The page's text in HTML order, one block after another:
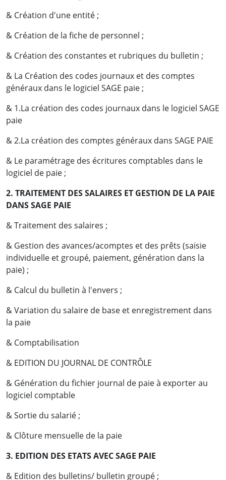
& Création d'une entité ;
& Création de la fiche de personnel ;
& Création des constantes et rubriques du bulletin ;
& La Création des codes journaux et des comptes
généraux dans le logiciel SAGE paie ;
& 1.La création des codes journaux dans le logiciel SAGE
paie
& 2.La création des comptes généraux dans SAGE PAIE
& Le paramétrage des écritures comptables dans le
logiciel de paie ;
2. TRAITEMENT DES SALAIRES ET GESTION DE LA PAIE
DANS SAGE PAIE
& Traitement des salaires ;
& Gestion des avances/acomptes et des prêts (saisie
individuelle et groupé, paiement, génération dans la
paie) ;
& Calcul du bulletin à l'envers ;
& Variation du salaire de base et enregistrement dans
la paie
& Comptabilisation
& EDITION DU JOURNAL DE CONTRÔLE
& Génération du fichier journal de paie à exporter au
logiciel comptable
& Sortie du salarié ;
& Clôture mensuelle de la paie
3. EDITION DES ETATS AVEC SAGE PAIE
& Edition des bulletins/ bulletin groupé ;